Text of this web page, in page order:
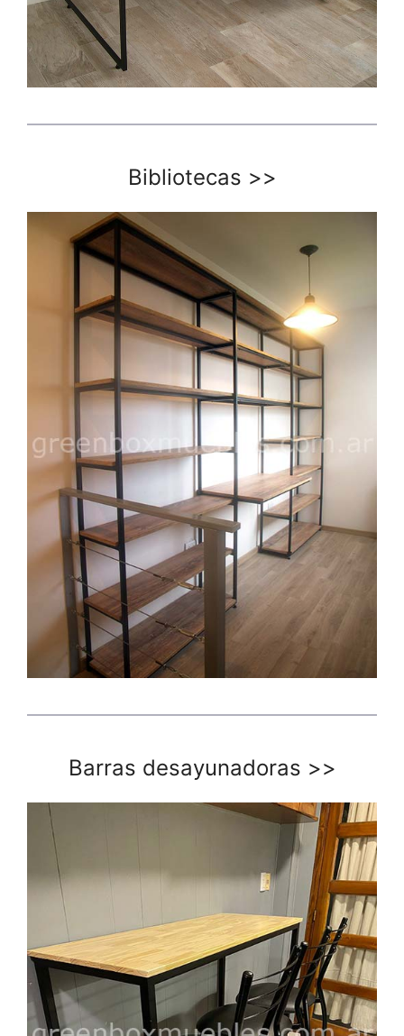
Bibliotecas >>
Barras desayunadoras >>